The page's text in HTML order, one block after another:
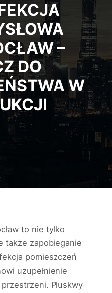
–
DO
W
to nie tylko
także zapobieganie
pomieszczeń
uzupełnienie
Pluskwy